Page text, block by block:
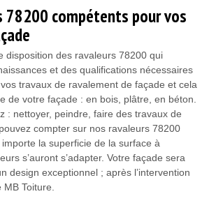
78200 compétents pour vos
disposition des ravaleurs 78200 qui
et des qualifications nécessaires
travaux de ravalement de façade et cela
de votre façade : en bois, plâtre, en béton.
: nettoyer, peindre, faire des travaux de
compter sur nos ravaleurs 78200
la superficie de la surface à
s’auront s’adapter. Votre façade sera
design exceptionnel ; après l’intervention
Toiture.